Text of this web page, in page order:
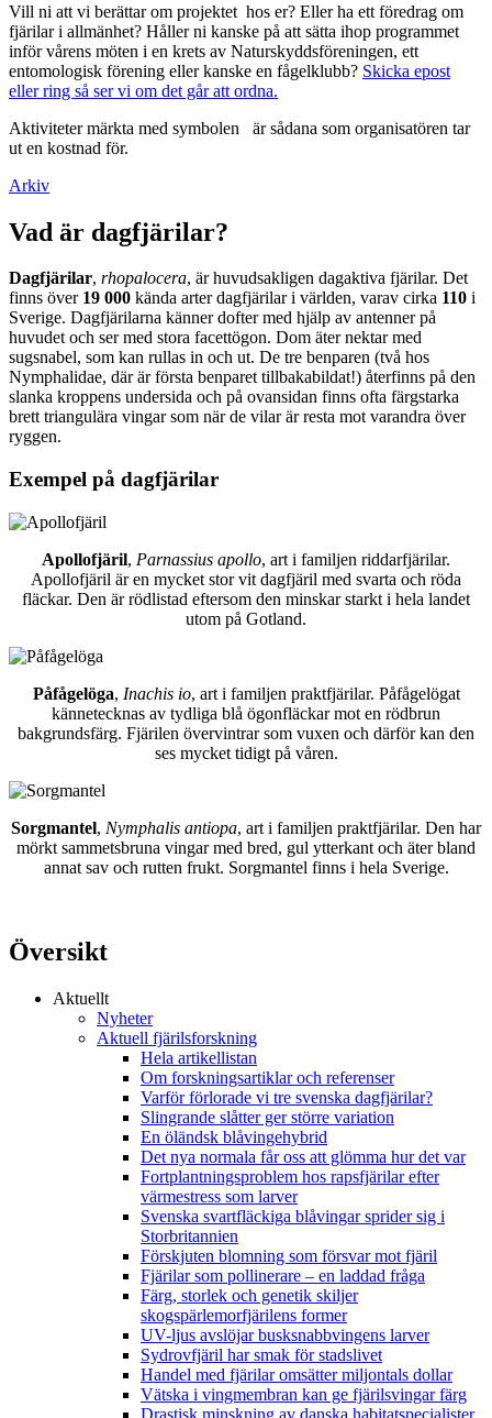
Vill ni att vi berättar om projektet hos er? Eller ha ett föredrag om
fjärilar i allmänhet? Håller ni kanske på att sätta ihop programmet
inför vårens möten i en krets av Naturskyddsföreningen, ett
entomologisk förening eller kanske en fågelklubb? Skicka epost
eller ring så ser vi om det går att ordna.
Aktiviteter märkta med symbolen
är sådana som organisatören tar
ut en kostnad för.
Arkiv
Vad är dagfjärilar?
Dagfjärilar, rhopalocera, är huvudsakligen dagaktiva fjärilar. Det
finns över 19 000 kända arter dagfjärilar i världen, varav cirka 110 i
Sverige. Dagfjärilarna känner dofter med hjälp av antenner på
huvudet och ser med stora facettögon. Dom äter nektar med
sugsnabel, som kan rullas in och ut. De tre benparen (två hos
Nymphalidae, där är första benparet tillbakabildat!) återfinns på den
slanka kroppens undersida och på ovansidan finns ofta färgstarka
brett triangulära vingar som när de vilar är resta mot varandra över
ryggen.
Exempel på dagfjärilar
Apollofjäril, Parnassius apollo, art i familjen riddarfjärilar.
Apollofjäril är en mycket stor vit dagfjäril med svarta och röda
fläckar. Den är rödlistad eftersom den minskar starkt i hela landet
utom på Gotland.
Påfågelöga, Inachis io, art i familjen praktfjärilar. Påfågelögat
kännetecknas av tydliga blå ögonfläckar mot en rödbrun
bakgrundsfärg. Fjärilen övervintrar som vuxen och därför kan den
ses mycket tidigt på våren.
Sorgmantel, Nymphalis antiopa, art i familjen praktfjärilar. Den har
mörkt sammetsbruna vingar med bred, gul ytterkant och äter bland
annat sav och rutten frukt. Sorgmantel finns i hela Sverige.
Översikt
Aktuellt
Nyheter
Aktuell fjärilsforskning
Hela artikellistan
Om forskningsartiklar och referenser
Varför förlorade vi tre svenska dagfjärilar?
Slingrande slåtter ger större variation
En öländsk blåvingehybrid
Det nya normala får oss att glömma hur det var
Fortplantningsproblem hos rapsfjärilar efter
värmestress som larver
Svenska svartfläckiga blåvingar sprider sig i
Storbritannien
Förskjuten blomning som försvar mot fjäril
Fjärilar som pollinerare – en laddad fråga
Färg, storlek och genetik skiljer
skogspärlemorfjärilens former
UV-ljus avslöjar busksnabbvingens larver
Sydrovfjäril har smak för stadslivet
Handel med fjärilar omsätter miljontals dollar
Vätska i vingmembran kan ge fjärilsvingar färg
Drastisk minskning av danska habitatspecialister